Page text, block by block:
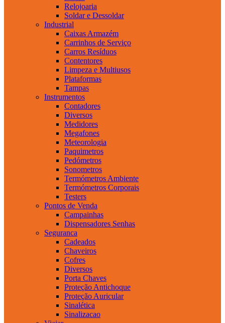
Relojoaria
Soldar e Dessoldar
Industrial
Caixas Armazém
Carrinhos de Serviço
Carros Resíduos
Contentores
Limpeza e Multiusos
Plataformas
Tampas
Instrumentos
Contadores
Diversos
Medidores
Megafones
Meteorologia
Paquimetros
Pedómetros
Sonometros
Termómetros Ambiente
Termómetros Corporais
Testers
Pontos de Venda
Campainhas
Dispensadores Senhas
Seguranca
Cadeados
Chaveiros
Cofres
Diversos
Porta Chaves
Proteção Antichoque
Proteção Auricular
Sinalética
Sinalizacao